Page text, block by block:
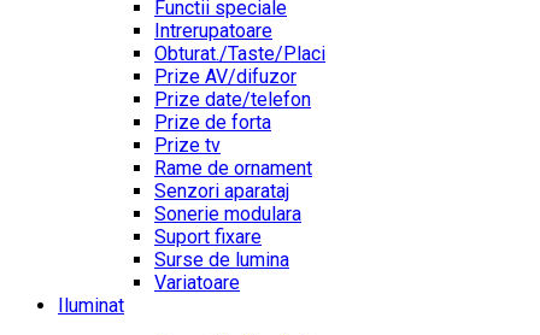
Functii speciale
Intrerupatoare
Obturat./Taste/Placi
Prize AV/difuzor
Prize date/telefon
Prize de forta
Prize tv
Rame de ornament
Senzori aparataj
Sonerie modulara
Suport fixare
Surse de lumina
Variatoare
Iluminat